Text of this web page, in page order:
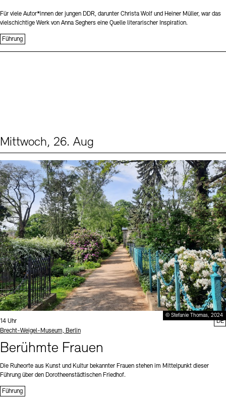
Für viele Autor*innen der jungen DDR, darunter Christa Wolf und Heiner Müller, war das
vielschichtige Werk von Anna Seghers eine Quelle literarischer Inspiration.
Führung
Mittwoch, 26. Aug
© Stefanie Thomas, 2024
Uhrzeit:
14 Uhr
Standort
Brecht-Weigel-Museum, Berlin
Berühmte Frauen
Die Ruheorte aus Kunst und Kultur bekannter Frauen stehen im Mittelpunkt dieser
Führung über den Dorotheenstädtischen Friedhof.
Führung
DE